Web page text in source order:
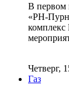
В первом
«РН-
комплекс
Четверг,
Газ